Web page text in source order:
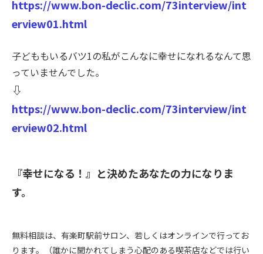
https://www.bon-declic.com/73interview/int
erview01.html
子どももいるバツ1の私がこんなに幸せになれるなんて思
っていませんでした。
⇩
https://www.bon-declic.com/73interview/int
erview02.html
『幸せになる！』と決めたあなたの力になりま
す。
無料相談は、有楽町駅前サロン、若しくはオンラインで行ってお
ります。（誰かに聞かれてしまう心配のある喫茶店などでは行い